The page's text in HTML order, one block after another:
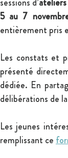
sessions d’ateliers
5 au 7
entièrement pris
Les constats et
présenté
dédiée. En
délibérations de
Les jeunes
remplissant ce